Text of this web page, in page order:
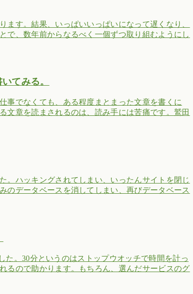
ます。結果、いっぱいいっぱいになって遅くなり、
で、数年前からなるべく一個ずつ取り組むようにし
てみる。
事でなくても、ある程度まとまった文章を書くに
文章を読まされるのは、読み手には苦痛です。鷲田
。ハッキングされてしまい、いったんサイトを閉じ
のデータベースを消してしまい、再びデータベース
た。30分というのはストップウオッチで時間を計っ
るので助かります。もちろん、選んだサービスのグ